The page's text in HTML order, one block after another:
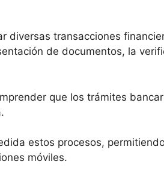
diversas transacciones
de documentos, la
que los trámites
estos procesos,
móviles.